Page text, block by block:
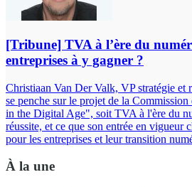
[Tribune] TVA à l’ère du
entreprises à y gagner ?
Christiaan Van Der Valk, VP stratégie et
se penche sur le projet de la
in the Digital Age", soit TVA à l'ère du
réussite, et ce que son entrée en vigueur
pour les entreprises et leur transition
À la une